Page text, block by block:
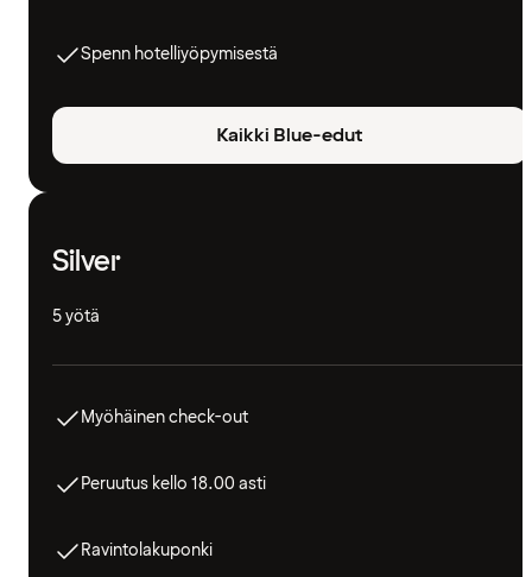
Spenn hotelliyöpymisestä
Kaikki Blue-edut
Silver
5 yötä
Myöhäinen check-out
Peruutus kello 18.00 asti
Ravintolakuponki